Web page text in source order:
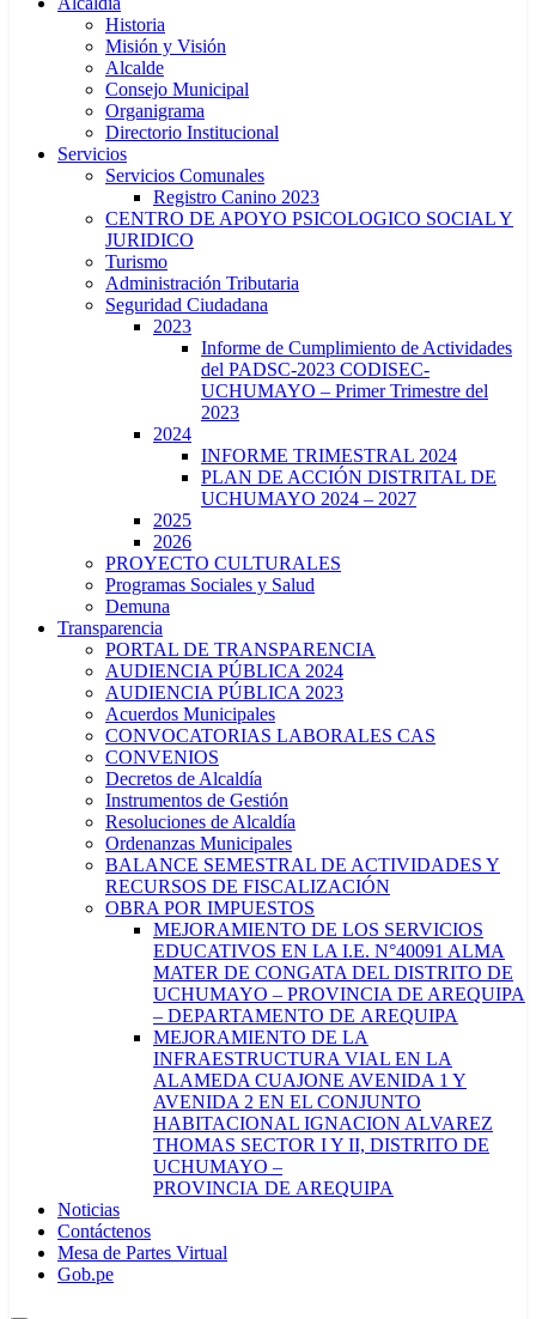
Historia
Misión y Visión
Alcalde
Consejo Municipal
Organigrama
Directorio Institucional
Servicios
Servicios Comunales
Registro Canino 2023
CENTRO DE APOYO PSICOLOGICO SOCIAL Y
JURIDICO
Turismo
Administración Tributaria
Seguridad Ciudadana
2023
Informe de Cumplimiento de Actividades
del PADSC-2023 CODISEC-
UCHUMAYO – Primer Trimestre del
2023
2024
INFORME TRIMESTRAL 2024
PLAN DE ACCIÓN DISTRITAL DE
UCHUMAYO 2024 – 2027
2025
2026
PROYECTO CULTURALES
Programas Sociales y Salud
Demuna
Transparencia
PORTAL DE TRANSPARENCIA
AUDIENCIA PÚBLICA 2024
AUDIENCIA PÚBLICA 2023
Acuerdos Municipales
CONVOCATORIAS LABORALES CAS
CONVENIOS
Decretos de Alcaldía
Instrumentos de Gestión
Resoluciones de Alcaldía
Ordenanzas Municipales
BALANCE SEMESTRAL DE ACTIVIDADES Y
RECURSOS DE FISCALIZACIÓN
OBRA POR IMPUESTOS
MEJORAMIENTO DE LOS SERVICIOS
EDUCATIVOS EN LA I.E. N°40091 ALMA
MATER DE CONGATA DEL DISTRITO DE
UCHUMAYO – PROVINCIA DE AREQUIPA
– DEPARTAMENTO DE AREQUIPA
MEJORAMIENTO DE LA
INFRAESTRUCTURA VIAL EN LA
ALAMEDA CUAJONE AVENIDA 1 Y
AVENIDA 2 EN EL CONJUNTO
HABITACIONAL IGNACION ALVAREZ
THOMAS SECTOR I Y II, DISTRITO DE
UCHUMAYO –
PROVINCIA DE AREQUIPA
Noticias
Contáctenos
Mesa de Partes Virtual
Gob.pe